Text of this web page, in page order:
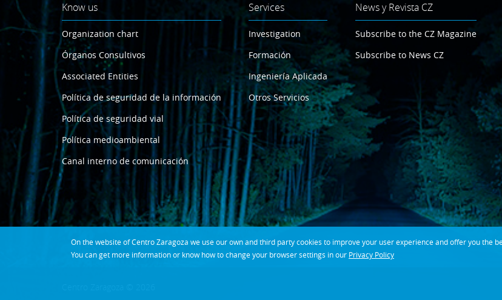
On the website of Centro Zaragoza we use our own and third party cookies to improve your user experience and offer you the
You can get more information or know how to change your browser settings in our Privacy Policy
Know us
Organization chart
Órganos Consultivos
Associated Entities
Política de seguridad de la información
Política de seguridad vial
Política medioambiental
Canal interno de comunicación
Services
Investigation
Formación
Ingeniería Aplicada
Otros Servicios
News y Revista CZ
Subscribe to the CZ Magazine
Subscribe to News CZ